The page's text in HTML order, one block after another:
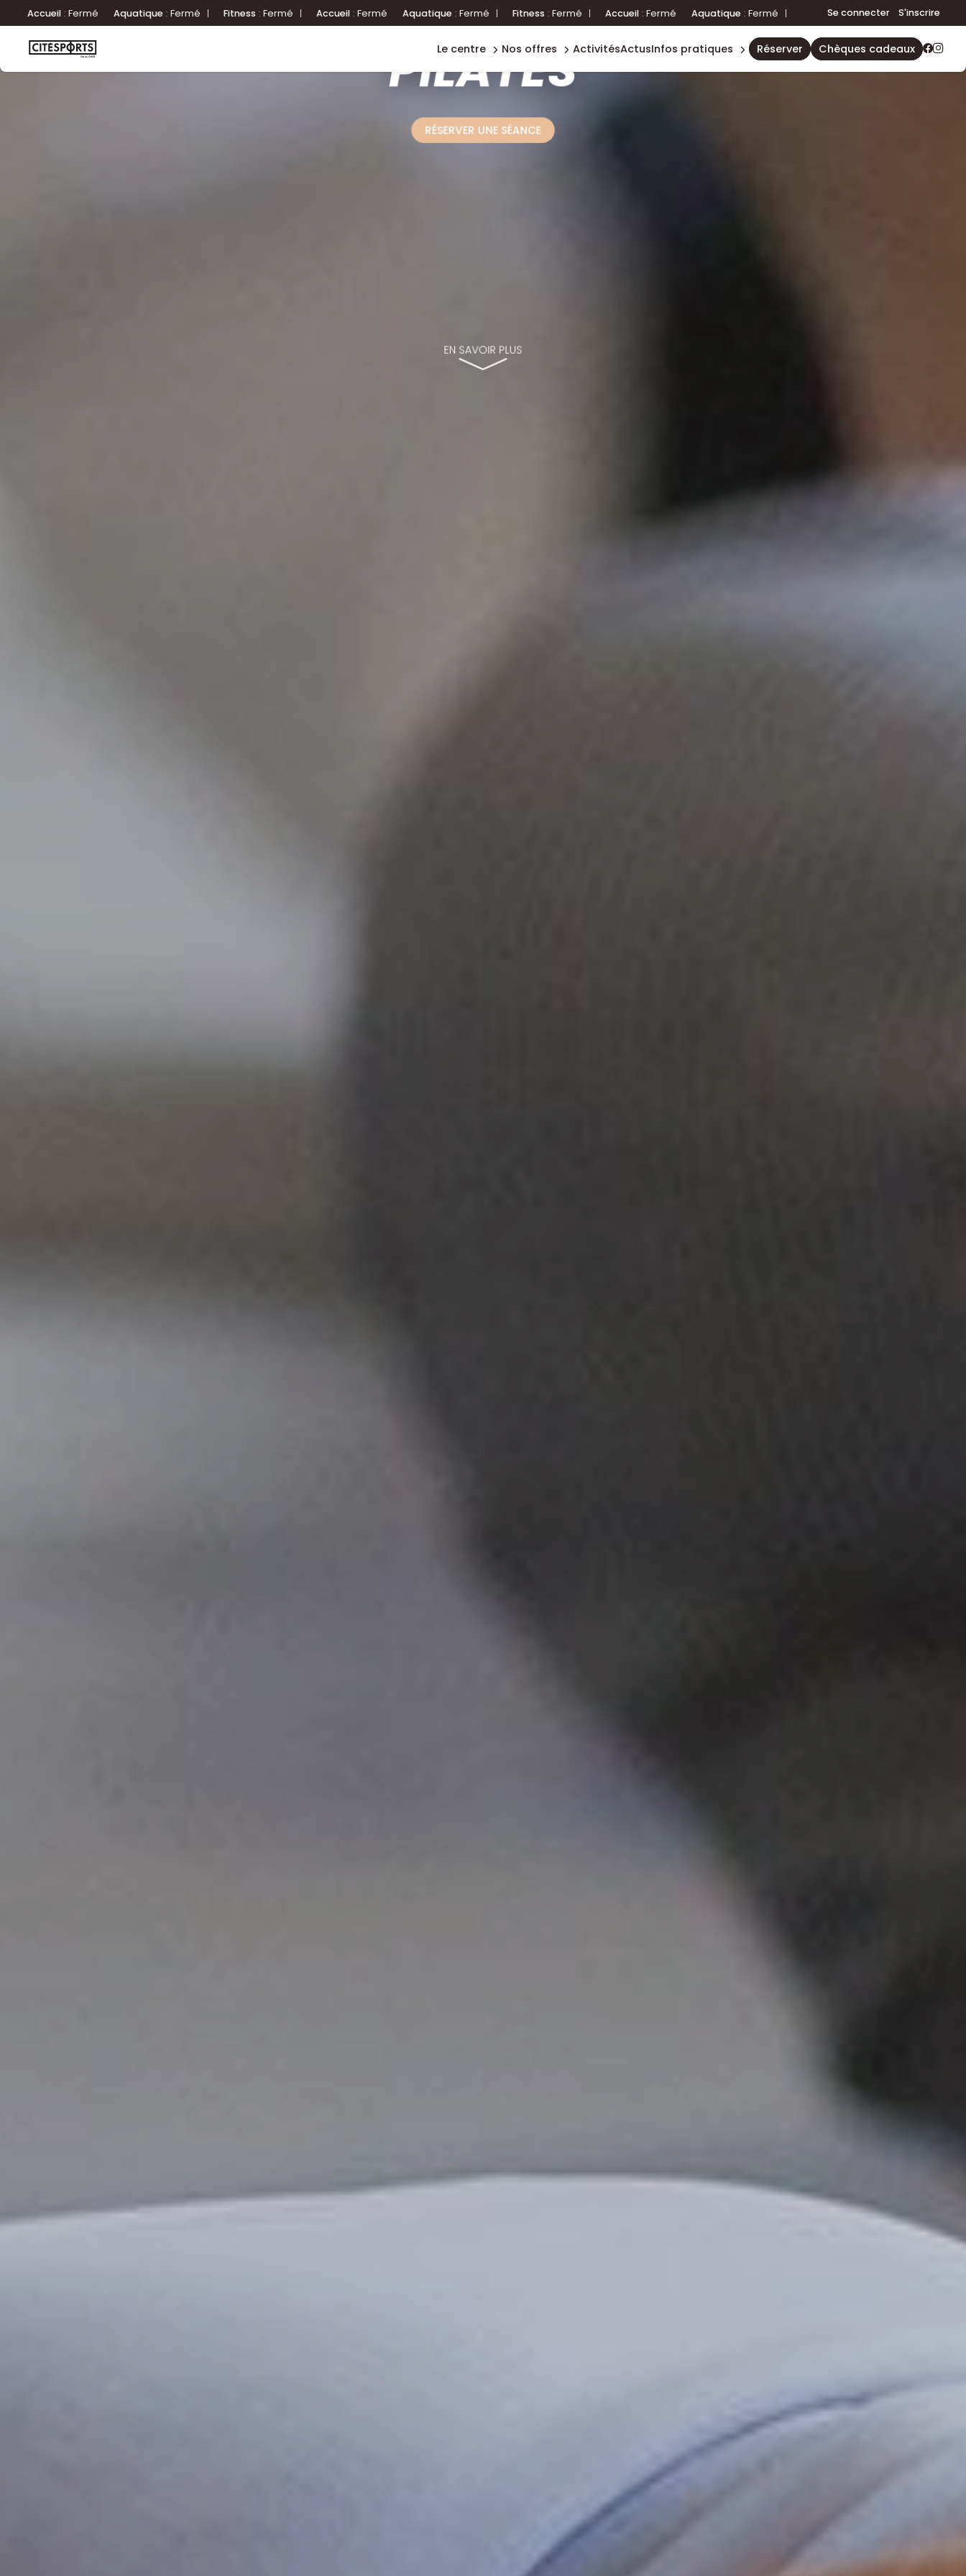
Aquatique:Fermé | Fitness:Fermé Accueil:Fermé Aquatique:Fermé | Fitness:Fermé Accueil:Fermé Aquatique:Fermé | Fitness:Fermé Accueil:Fermé Aquatique
Se connecter S'inscrire
le centre
ecole de
forme
nos offres
chez
citésports activités actus infos pratiques
accès &
règles
réserver chèques cadeaux
ACTIVITÉ BASIQUE
PILATES
RÉSERVER UNE SÉANCE
EN SAVOIR PLUS